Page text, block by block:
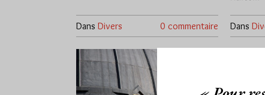
Dans Divers 0 commentaire Dans